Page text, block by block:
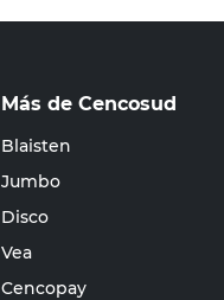
Más de Cencosud
Blaisten
Jumbo
Disco
Vea
Cencopay